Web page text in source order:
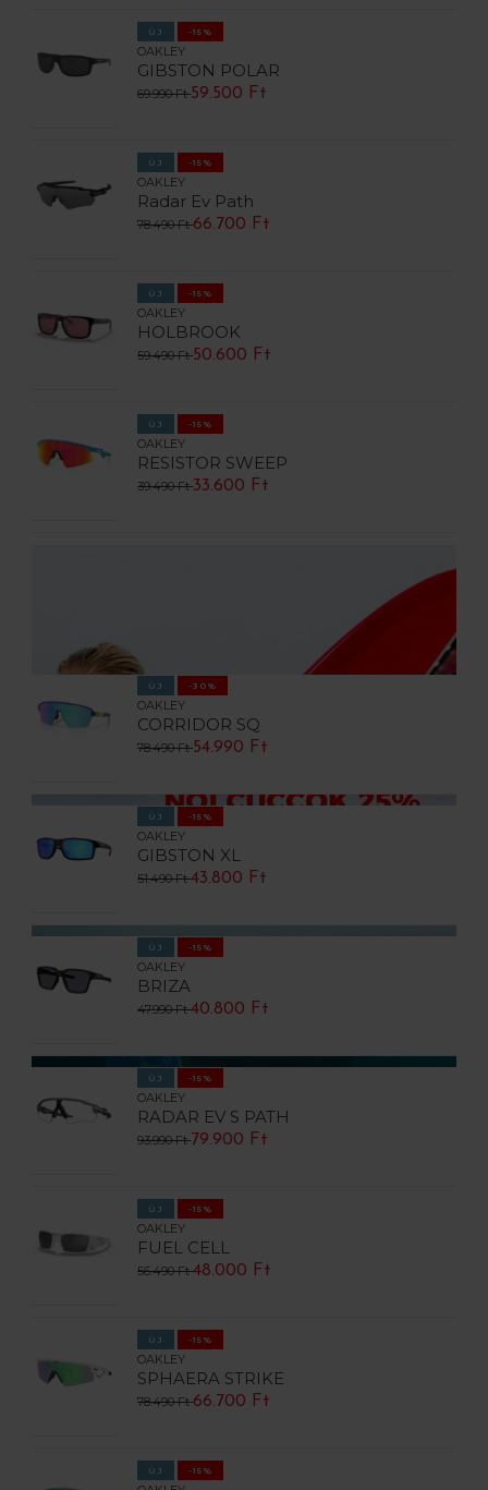
ÚJ -15%
OAKLEY
GIBSTON POLAR
69.990 Ft59.500 Ft
ÚJ -15%
OAKLEY
Radar Ev Path
78.490 Ft66.700 Ft
ÚJ -15%
OAKLEY
HOLBROOK
59.490 Ft50.600 Ft
ÚJ -15%
OAKLEY
RESISTOR SWEEP
39.490 Ft33.600 Ft
ÚJ -30%
OAKLEY
CORRIDOR SQ
78.490 Ft54.990 Ft
ÚJ -15%
OAKLEY
GIBSTON XL
51.490 Ft43.800 Ft
ÚJ -15%
OAKLEY
BRIZA
47.990 Ft40.800 Ft
ÚJ -15%
OAKLEY
RADAR EV S PATH
93.990 Ft79.900 Ft
ÚJ -15%
OAKLEY
FUEL CELL
56.490 Ft48.000 Ft
ÚJ -15%
OAKLEY
SPHAERA STRIKE
78.490 Ft66.700 Ft
ÚJ -15%